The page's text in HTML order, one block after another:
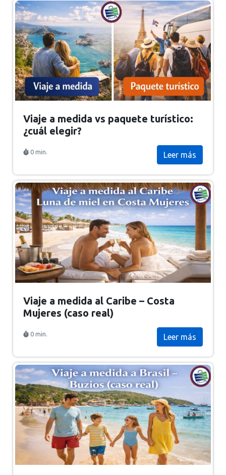
Viaje a medida vs paquete turístico:
¿cuál elegir?
0 min. Leer más
Viaje a medida al Caribe – Costa
Mujeres (caso real)
0 min. Leer más